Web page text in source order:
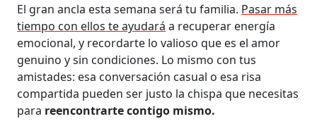
El gran ancla esta semana será tu familia. Pasar más
tiempo con ellos te ayudará a recuperar energía
emocional, y recordarte lo valioso que es el amor
genuino y sin condiciones. Lo mismo con tus
amistades: esa conversación casual o esa risa
compartida pueden ser justo la chispa que necesitas
para reencontrarte contigo mismo.